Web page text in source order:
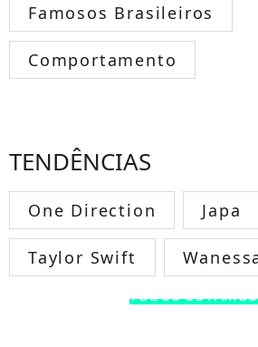
Famosos Brasileiros
Comportamento
TENDÊNCIAS
One Direction Japa
Taylor Swift
TODOS OS